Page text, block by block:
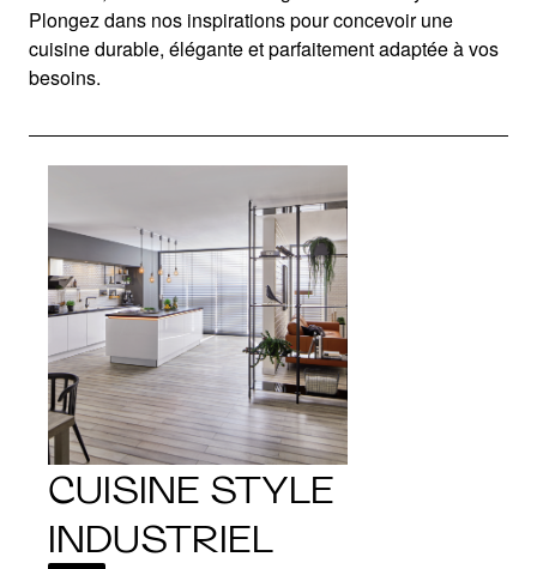
Plongez dans nos inspirations pour concevoir une
cuisine durable, élégante et parfaitement adaptée à vos
besoins.
CUISINE STYLE
INDUSTRIEL